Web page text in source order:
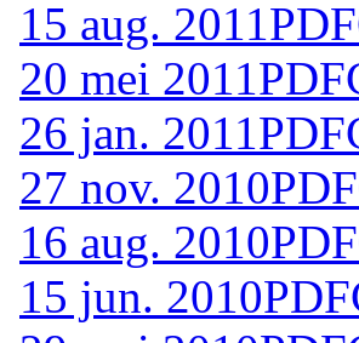
15 aug. 2011
20 mei 2011
26 jan. 2011
27 nov. 2010
16 aug. 2010
15 jun. 2010